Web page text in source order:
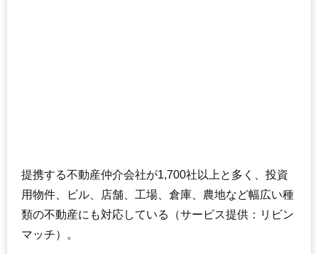
提携する不動産仲介会社が1,700社以上と多く、投資
用物件、ビル、店舗、工場、倉庫、農地など幅広い種
類の不動産にも対応している（サービス提供：リビン
マッチ）。